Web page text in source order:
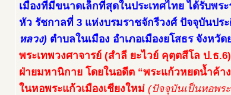
เมืองที่มีขนาดเล็กที่สุดในประเทศไทย ได้รับพร
หัว รัชกาลที่ 3 แห่งบรมราชจักรีวงศ์ ปัจจุบันป
หลวง) ตำบลในเมือง อำเภอเมืองยโสธร จังหวัด
พระเทพวงศาจารย์ (สำลี ยะไวย์ คุตฺตสีโล ป.ธ
ฝ่ายมหานิกาย โดยในอดีต “พระแก้วหยดน้ำค้า
ในหอพระแก้วเมืองเชียงใหม่ (ปัจจุบันเป็นหอพร